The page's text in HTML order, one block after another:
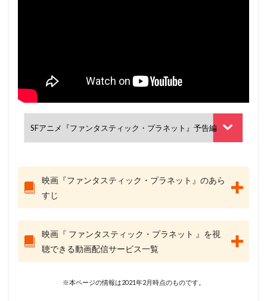
映画『ファンタスティック・プラネット』のあら
すじ
映画『 ファンタスティック・プラネット 』を視
聴できる動画配信サービス一覧
※本ページの情報は2021年2月時点のものです。